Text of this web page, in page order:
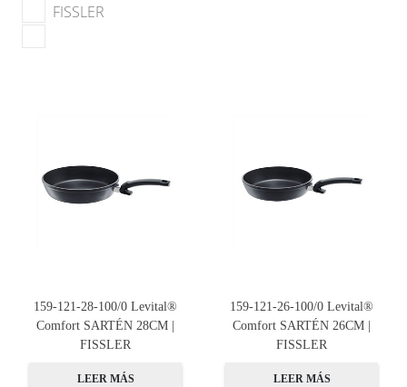
FISSLER
159-121-28-100/0 Levital®
Comfort SARTÉN 28CM |
FISSLER
LEER MÁS
159-121-26-100/0 Levital®
Comfort SARTÉN 26CM |
FISSLER
LEER MÁS